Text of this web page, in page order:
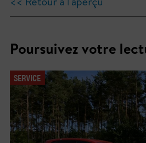
Poursuivez votre
SERVICE